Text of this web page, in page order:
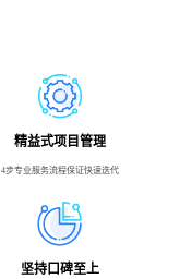
精益式项目管理
4步专业服务流程保证快速迭代
坚持口碑至上